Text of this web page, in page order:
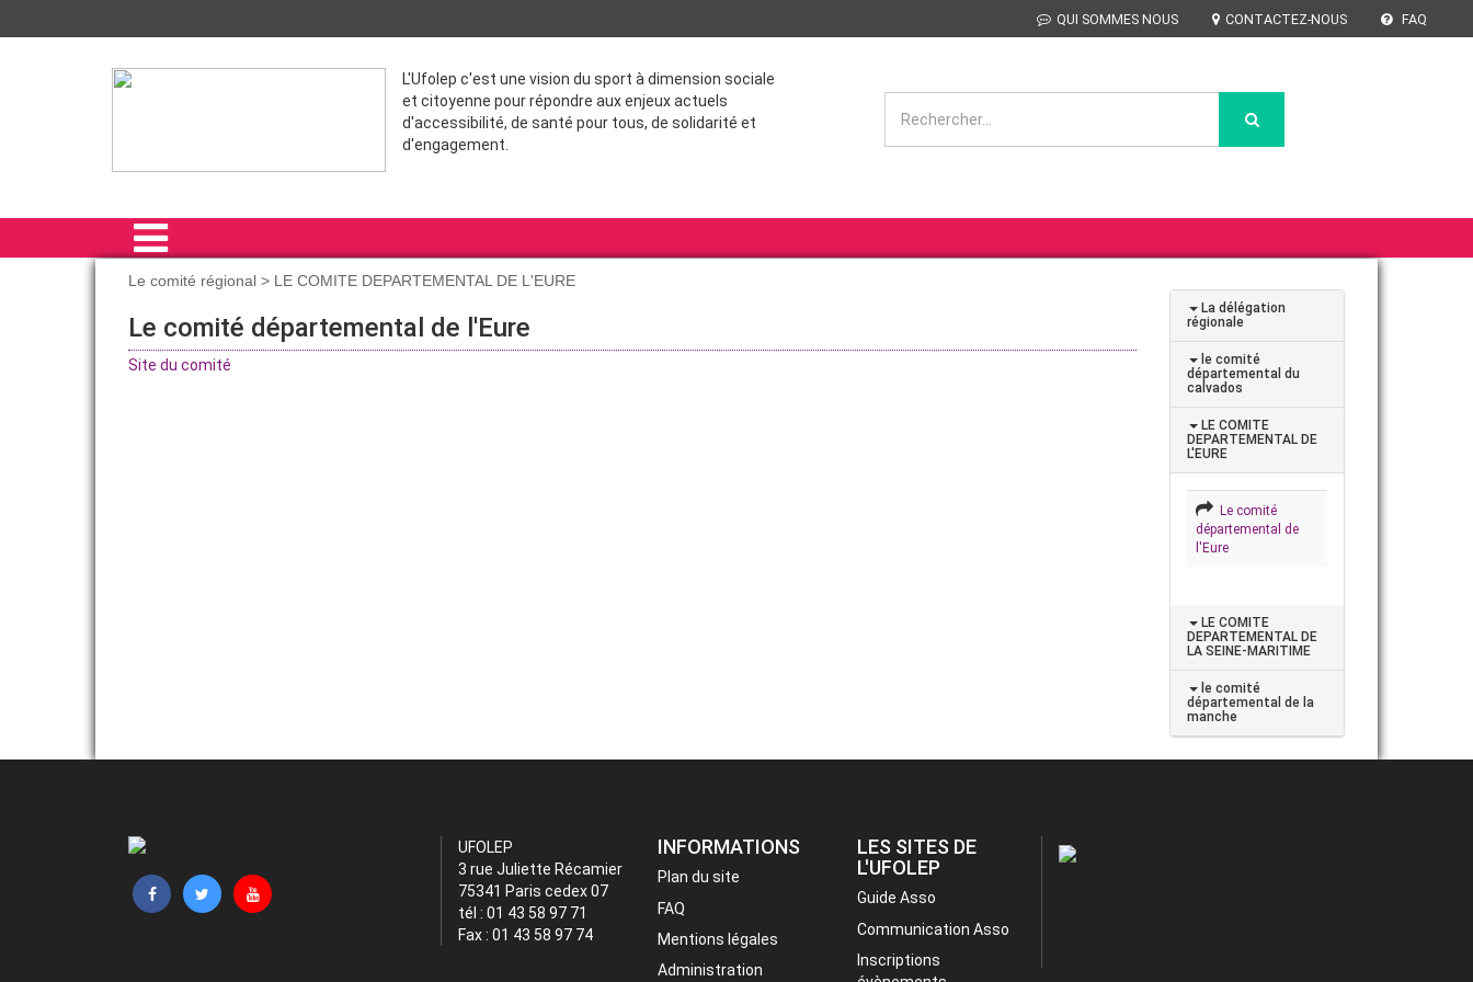
QUI SOMMES NOUS CONTACTEZ-NOUS FAQ
L'Ufolep c'est une vision du sport à dimension sociale
et citoyenne pour répondre aux enjeux actuels
d'accessibilité, de santé pour tous, de solidarité et
d'engagement.
LE COMITÉ RÉGIONAL
Le comité régional > LE COMITE DEPARTEMENTAL DE L'EURE
Le comité départemental de l'Eure
Site du comité
La délégation
régionale
le comité
départemental du
calvados
LE COMITE
DEPARTEMENTAL DE
L'EURE
Le comité
départemental de
l'Eure
LE COMITE
DEPARTEMENTAL DE
LA SEINE-MARITIME
le comité
départemental de la
manche
UFOLEP
3 rue Juliette Récamier
75341 Paris cedex 07
tél : 01 43 58 97 71
Fax : 01 43 58 97 74
INFORMATIONS
Plan du site
FAQ
Mentions légales
Administration
LES SITES DE
L'UFOLEP
Guide Asso
Communication Asso
Inscriptions